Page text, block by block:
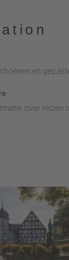
en
over reizen